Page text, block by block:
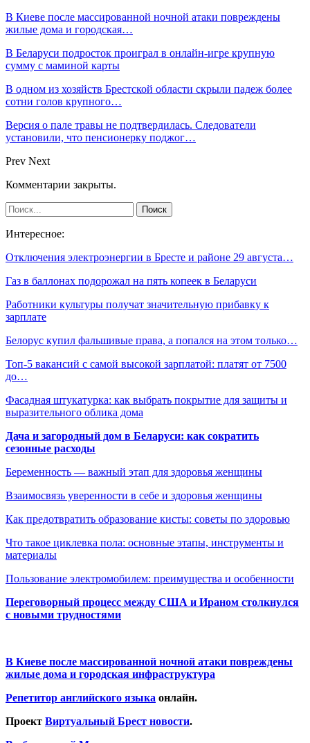
В Киеве после массированной ночной атаки повреждены
жилые дома и городская…
В Беларуси подросток проиграл в онлайн-игре крупную
сумму с маминой карты
В одном из хозяйств Брестской области скрыли падеж более
сотни голов крупного…
Версия о пале травы не подтвердилась. Следователи
установили, что пенсионерку поджог…
Prev Next
Комментарии закрыты.
Интересное:
Отключения электроэнергии в Бресте и районе 29 августа…
Газ в баллонах подорожал на пять копеек в Беларуси
Работники культуры получат значительную прибавку к
зарплате
Белорус купил фальшивые права, а попался на этом только…
Топ-5 вакансий с самой высокой зарплатой: платят от 7500
до…
Фасадная штукатурка: как выбрать покрытие для защиты и
выразительного облика дома
Дача и загородный дом в Беларуси: как сократить
сезонные расходы
Беременность — важный этап для здоровья женщины
Взаимосвязь уверенности в себе и здоровья женщины
Как предотвратить образование кисты: советы по здоровью
Что такое циклевка пола: основные этапы, инструменты и
материалы
Пользование электромобилем: преимущества и особенности
Переговорный процесс между США и Ираном столкнулся
с новыми трудностями
В Киеве после массированной ночной атаки повреждены
жилые дома и городская инфраструктура
Репетитор английского языка онлайн.
Проект Виртуальный Брест новости.